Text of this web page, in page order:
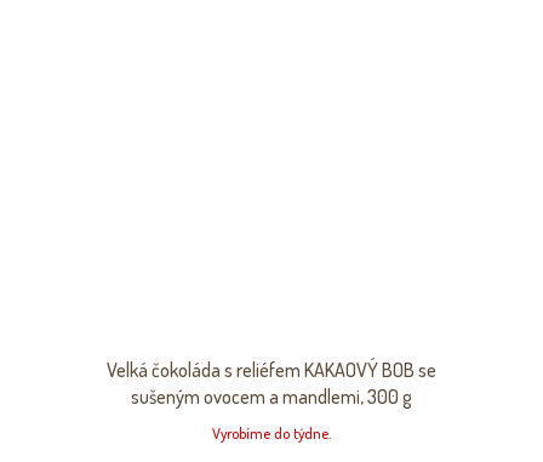
Velká čokoláda s reliéfem KAKAOVÝ BOB se
sušeným ovocem a mandlemi, 300 g
Vyrobíme do týdne.